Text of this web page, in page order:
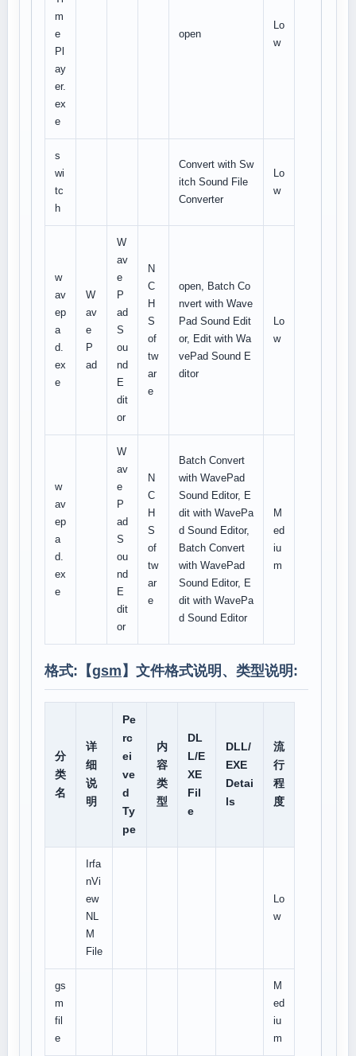
m
e
Pl
ay
er.
ex
e
open
Lo
w
s
wi
tc
h
Convert with Sw
itch Sound File
Converter
Lo
w
w
av
ep
a
d.
ex
e
W
av
e
P
ad
W
av
e
P
ad
S
ou
nd
E
dit
or
N
C
H
S
of
tw
ar
e
open, Batch Co
nvert with Wave
Pad Sound Edit
or, Edit with Wa
vePad Sound E
ditor
Lo
w
w
av
ep
a
d.
ex
e
W
av
e
P
ad
S
ou
nd
E
dit
or
N
C
H
S
of
tw
ar
e
Batch Convert
with WavePad
Sound Editor, E
dit with WavePa
d Sound Editor,
Batch Convert
with WavePad
Sound Editor, E
dit with WavePa
d Sound Editor
M
ed
iu
m
格式:【gsm 】文件格式说明、类型说明:
分
类
名
详
细
说
明
Pe
rc
ei
ve
d
Ty
pe
内
容
类
型
DL
L/E
XE
Fil
e
DLL/
EXE
Detai
ls
流
行
程
度
Irfa
nVi
ew
NL
M
File
Lo
w
gs
m
fil
e
M
ed
iu
m